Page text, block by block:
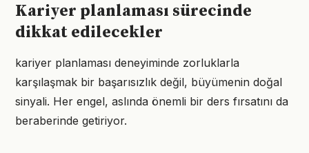
Kariyer planlaması sürecinde
dikkat edilecekler
kariyer planlaması deneyiminde zorluklarla
karşılaşmak bir başarısızlık değil, büyümenin doğal
sinyali. Her engel, aslında önemli bir ders fırsatını da
beraberinde getiriyor.